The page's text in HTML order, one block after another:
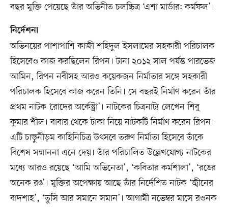
বছর মুক্তি পেয়েছে তাঁর অভিনীত চলচ্চিত্র ‘এশা মার্ডার: কর্মফল’।
নির্দেশনা
অভিনয়ের পাশাপাশি কাজী শহিদুল ইসলামের সহকারী পরিচালক
হিসেবেও কাজ করছিলেন রিপন। টানা ২০১২ সাল পর্যন্ত পারভেজ
আমিন, রিপন নবীসহ আরও কয়েকজন নির্মাতার সঙ্গে সহকারী
পরিচালক হিসেবে কাজ করেন তিনি। সে বছরই নির্মাণ করেন তাঁর
প্রথম নাটক ‘রোদের অর্কেস্ট্রা’। নাটকের চিত্রনাট্য লেখেন শিবু
কুমার শীল। বাবার থেকে টাকা নিয়ে নাটকটি নির্মাণ করেন রিপন।
এটি চাড়ুনীড়ম কাহিনিচিত্র উৎসবে তরুণ নির্মাতা হিসেবে তাঁকে
বিশেষ সম্মাননা এনে দেয়। তাঁর পরিচালিত উল্লেখযোগ্য নাটকের
মধ্যে আরও রয়েছে ‘আমি অভিনেতা’, ‘কবিতার কর্মশালা’, ‘রঙের
অনেক রঙ’। মুক্তির অপেক্ষায় আছে তাঁর নির্দেশিত নাটক ‘জ্বীনের
বাদশাহ’, ‘তুসি আর সমানে সমান’। আগামী নভেম্বর মাসে রওনক